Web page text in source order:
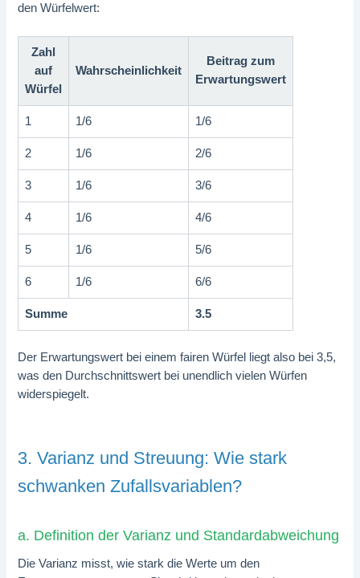
den Würfelwert:
Zahl
auf
Würfel
Wahrscheinlichkeit
Beitrag zum
Erwartungswert
1 1/6 1/6
2 1/6 2/6
3 1/6 3/6
4 1/6 4/6
5 1/6 5/6
6 1/6 6/6
Summe 3.5
Der Erwartungswert bei einem fairen Würfel liegt also bei 3,5,
was den Durchschnittswert bei unendlich vielen Würfen
widerspiegelt.
3. Varianz und Streuung: Wie stark
schwanken Zufallsvariablen?
a. Definition der Varianz und Standardabweichung
Die Varianz misst, wie stark die Werte um den